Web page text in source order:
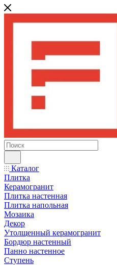
Каталог
Плитка
Керамогранит
Плитка настенная
Плитка напольная
Мозаика
Декор
Утолщенный керамогранит
Бордюр настенный
Панно настенное
Ступень